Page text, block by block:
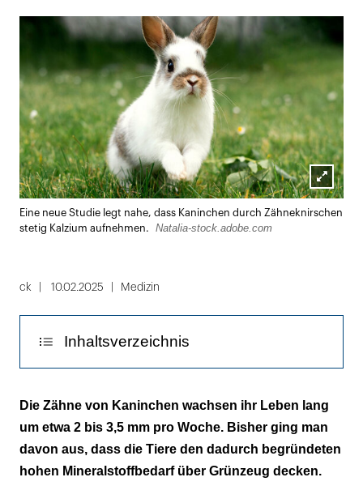
Lightbox
öffnen
Eine neue Studie legt nahe, dass Kaninchen durch Zähneknirschen
stetig Kalzium aufnehmen.
Natalia-stock.adobe.com
ck 10.02.2025 Medizin
Inhaltsverzeichnis
Zahnabrieb als Kalziumquelle
Die Zähne von Kaninchen wachsen ihr Leben lang
um etwa 2 bis 3,5 mm pro Woche. Bisher ging man
davon aus, dass die Tiere den dadurch begründeten
hohen Mineralstoffbedarf über Grünzeug decken.